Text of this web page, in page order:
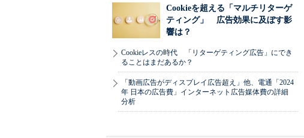
Cookieを超える「マルチリターゲ
ティング」 広告効果に及ぼす影
響は？
Cookieレスの時代 「リターゲティング広告」にでき
ることはまだあるか？
「動画広告がディスプレイ広告超え」他、電通「2024
年 日本の広告費」インターネット広告媒体費の詳細
分析